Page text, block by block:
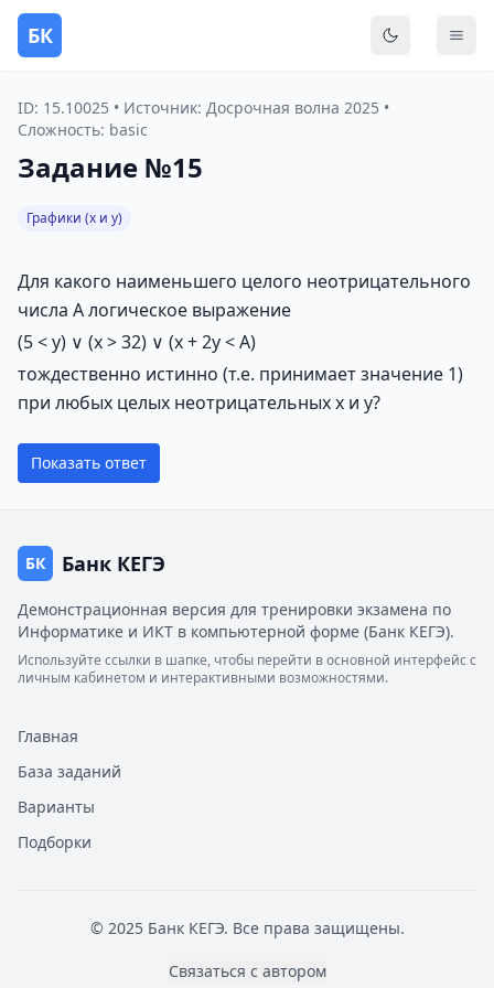
БК
ID: 15.10025 • Источник: Досрочная волна 2025 •
Сложность: basic
Задание №15
Графики (x и y)
Для какого наименьшего целого неотрицательного
числа А логическое выражение
(5 < y) ∨ (x > 32) ∨ (x + 2y < A)
тождественно истинно (т.е. принимает значение 1)
при любых целых неотрицательных x и y?
Показать ответ
БК Банк КЕГЭ
Демонстрационная версия для тренировки экзамена по
Информатике и ИКТ в компьютерной форме (Банк КЕГЭ).
Используйте ссылки в шапке, чтобы перейти в основной интерфейс с
личным кабинетом и интерактивными возможностями.
Главная
База заданий
Варианты
Подборки
© 2025 Банк КЕГЭ. Все права защищены.
Связаться с автором